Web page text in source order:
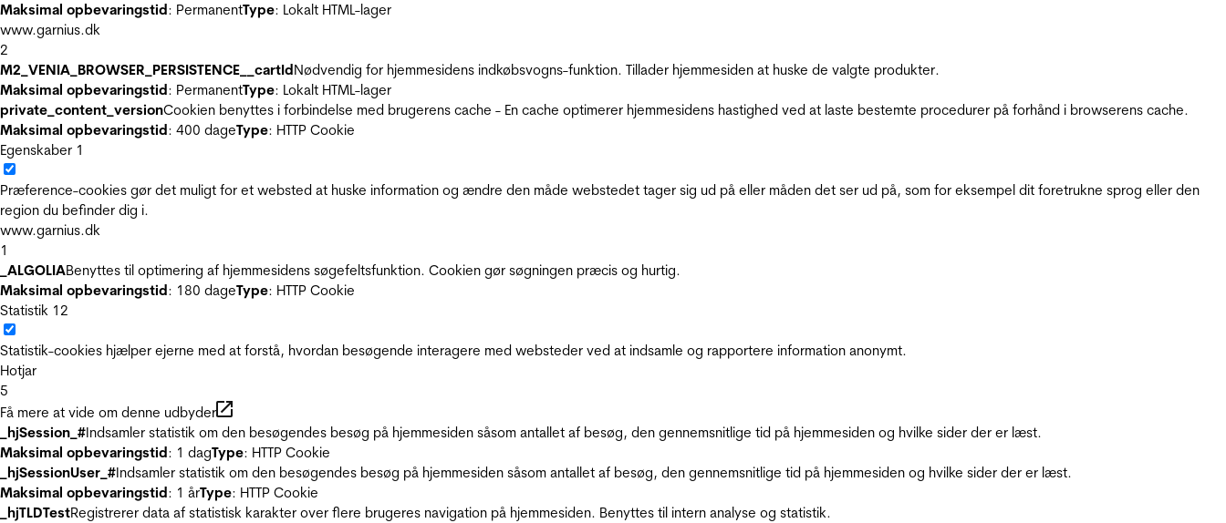
Maksimal opbevaringstid: PermanentType: Lokalt HTML-lager
www.garnius.dk
2
M2_VENIA_BROWSER_PERSISTENCE__cartIdNødvendig for hjemmesidens indkøbsvogns-funktion. Tillader hjemmesiden at huske de valgte produkter.
Maksimal opbevaringstid: PermanentType: Lokalt HTML-lager
private_content_versionCookien benyttes i forbindelse med brugerens cache - En cache optimerer hjemmesidens hastighed ved at laste bestemte procedurer på forhånd i browserens cache.
Maksimal opbevaringstid: 400 dageType: HTTP Cookie
Egenskaber 1
Præference-cookies gør det muligt for et websted at huske information og ændre den måde webstedet tager sig ud på eller måden det ser ud på, som for eksempel dit foretrukne sprog eller den
region du befinder dig i.
www.garnius.dk
1
_ALGOLIABenyttes til optimering af hjemmesidens søgefeltsfunktion. Cookien gør søgningen præcis og hurtig.
Maksimal opbevaringstid: 180 dageType: HTTP Cookie
Statistik 12
Statistik-cookies hjælper ejerne med at forstå, hvordan besøgende interagere med websteder ved at indsamle og rapportere information anonymt.
Hotjar
5
Få mere at vide om denne udbyder
_hjSession_#Indsamler statistik om den besøgendes besøg på hjemmesiden såsom antallet af besøg, den gennemsnitlige tid på hjemmesiden og hvilke sider der er læst.
Maksimal opbevaringstid: 1 dagType: HTTP Cookie
_hjSessionUser_#Indsamler statistik om den besøgendes besøg på hjemmesiden såsom antallet af besøg, den gennemsnitlige tid på hjemmesiden og hvilke sider der er læst.
Maksimal opbevaringstid: 1 årType: HTTP Cookie
_hjTLDTestRegistrerer data af statistisk karakter over flere brugeres navigation på hjemmesiden. Benyttes til intern analyse og statistik.